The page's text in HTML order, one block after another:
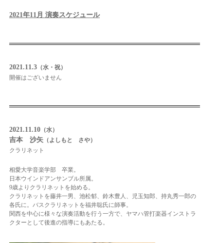
2021年11月 演奏スケジュール
2021.11.3（水・祝）
開催はございません
2021.11.10（水）
吉本 沙矢（よしもと さや）
クラリネット
相愛大学音楽学部 卒業。
日本ウインドアンサンブル所属。
9歳よりクラリネットを始める。
クラリネットを藤井一男、池松郁、鈴木豊人、児玉知郎、持丸秀一郎の
各氏に。バスクラリネットを福井聡氏に師事。
関西を中心に様々な演奏活動を行う一方で、ヤマハ管打楽器インストラ
クターとして後進の指導にもあたる。